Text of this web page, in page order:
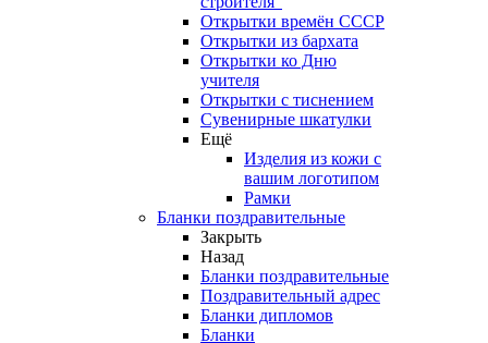
Открытки времён СССР
Открытки из бархата
Открытки ко Дню
учителя
Открытки с тиснением
Сувенирные шкатулки
Ещё
Изделия из кожи с
вашим логотипом
Рамки
Бланки поздравительные
Закрыть
Назад
Бланки поздравительные
Поздравительный адрес
Бланки дипломов
Бланки